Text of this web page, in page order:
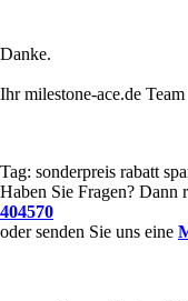
Danke.
Ihr milestone-ace.de Team
Tag: sonderpreis rabatt
Haben Sie Fragen? Dann
404570
oder senden Sie uns eine